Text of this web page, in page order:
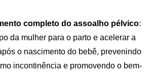
completo do assoalho pélvico:
da mulher para o parto e acelerar a
o nascimento do bebê, prevenindo
incontinência e promovendo o bem-